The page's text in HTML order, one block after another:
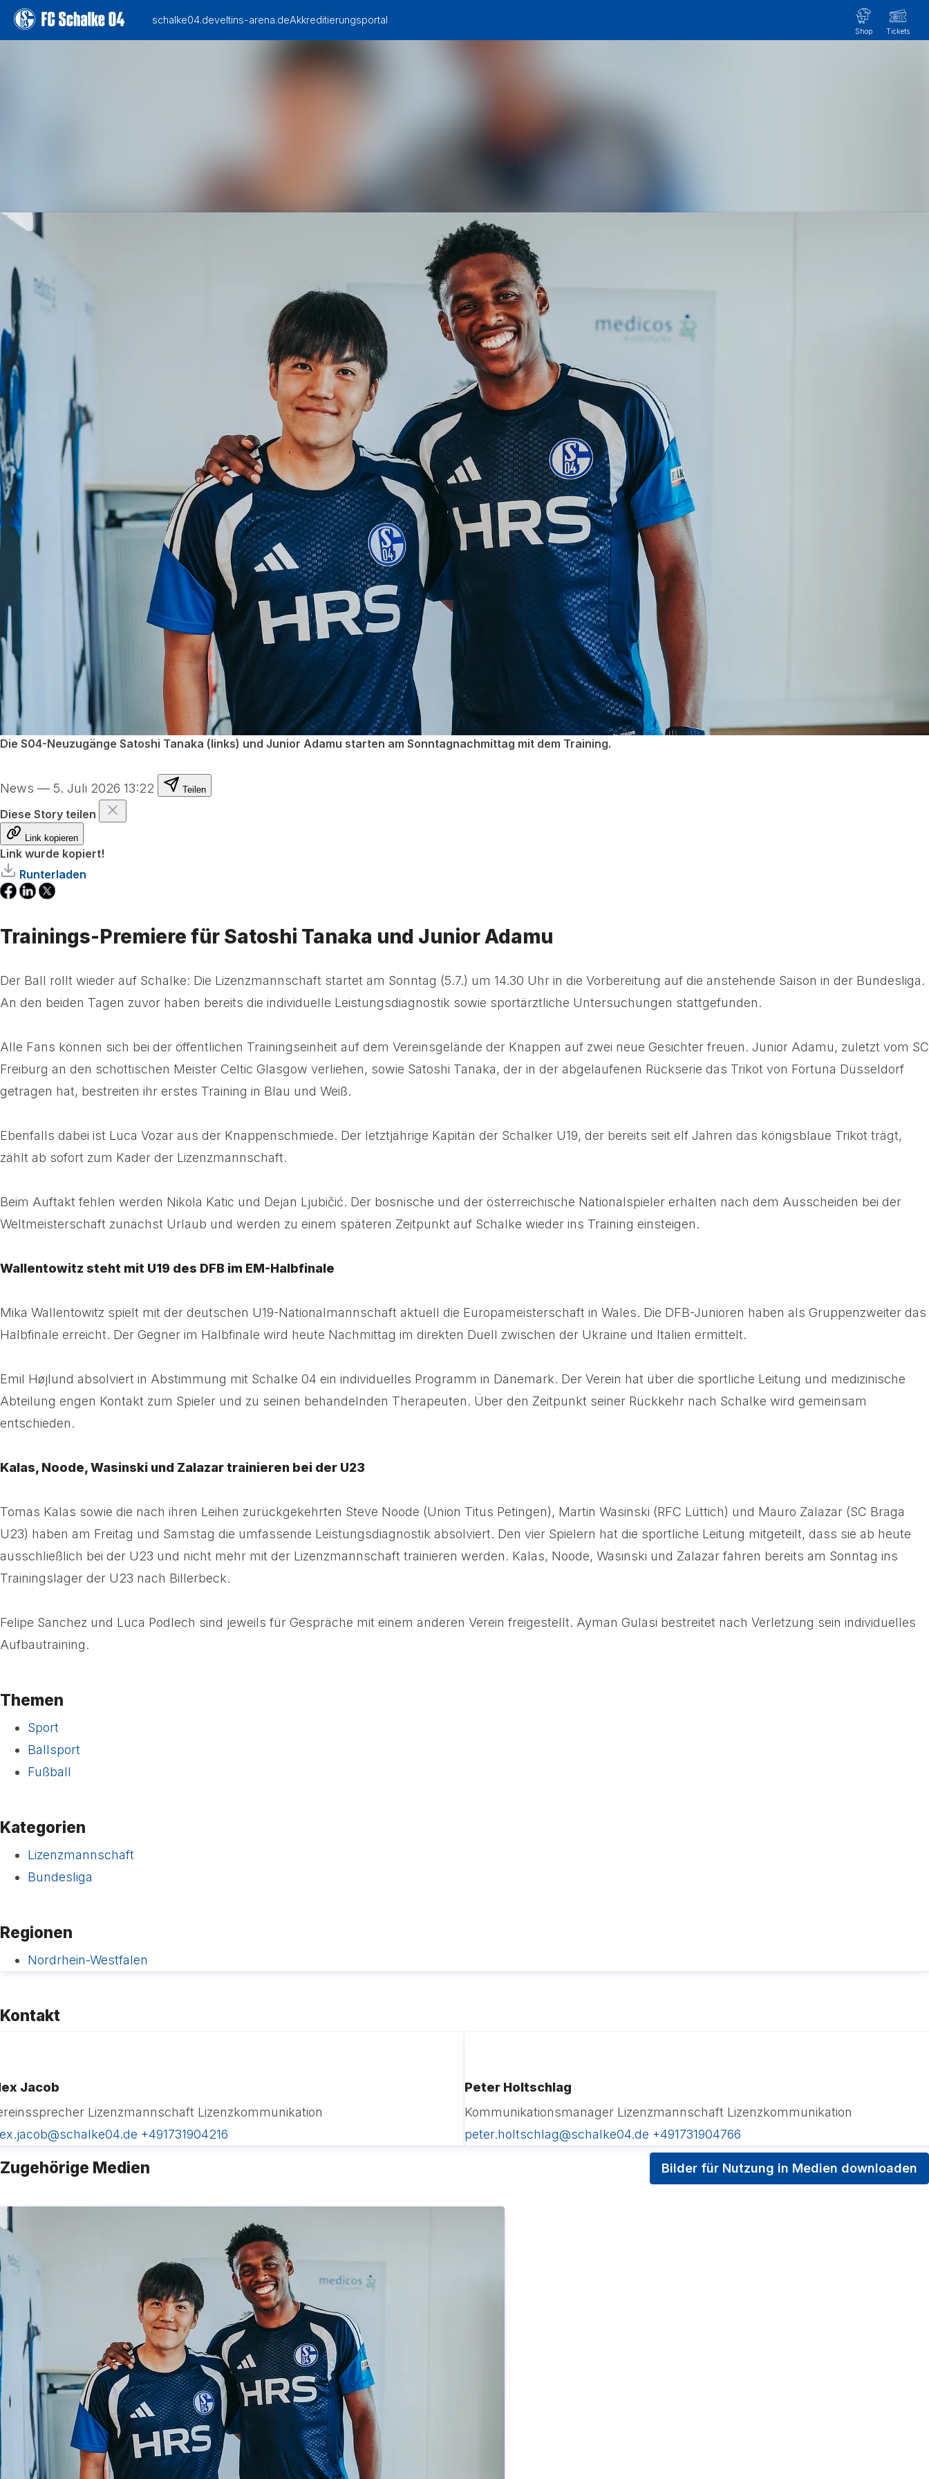
Die S04-Neuzugänge Satoshi Tanaka (links) und Junior Adamu starten am Sonntagnachmittag mit dem Training.
News — 5. Juli 2026 13:22 Teilen
Diese Story teilen
Link kopieren
Link wurde kopiert!
Runterladen
Trainings-Premiere für Satoshi Tanaka und Junior Adamu
Der Ball rollt wieder auf Schalke: Die Lizenzmannschaft startet am Sonntag (5.7.) um 14.30 Uhr in die Vorbereitung auf die anstehende Saison in der Bundesliga.
An den beiden Tagen zuvor haben bereits die individuelle Leistungsdiagnostik sowie sportärztliche Untersuchungen stattgefunden.
Alle Fans können sich bei der öffentlichen Trainingseinheit auf dem Vereinsgelände der Knappen auf zwei neue Gesichter freuen. Junior Adamu, zuletzt vom SC
Freiburg an den schottischen Meister Celtic Glasgow verliehen, sowie Satoshi Tanaka, der in der abgelaufenen Rückserie das Trikot von Fortuna Düsseldorf
getragen hat, bestreiten ihr erstes Training in Blau und Weiß.
Ebenfalls dabei ist Luca Vozar aus der Knappenschmiede. Der letztjährige Kapitän der Schalker U19, der bereits seit elf Jahren das königsblaue Trikot trägt,
zählt ab sofort zum Kader der Lizenzmannschaft.
Beim Auftakt fehlen werden Nikola Katic und Dejan Ljubičić. Der bosnische und der österreichische Nationalspieler erhalten nach dem Ausscheiden bei der
Weltmeisterschaft zunächst Urlaub und werden zu einem späteren Zeitpunkt auf Schalke wieder ins Training einsteigen.
Wallentowitz steht mit U19 des DFB im EM-Halbfinale
Mika Wallentowitz spielt mit der deutschen U19-Nationalmannschaft aktuell die Europameisterschaft in Wales. Die DFB-Junioren haben als Gruppenzweiter das
Halbfinale erreicht. Der Gegner im Halbfinale wird heute Nachmittag im direkten Duell zwischen der Ukraine und Italien ermittelt.
Emil Højlund absolviert in Abstimmung mit Schalke 04 ein individuelles Programm in Dänemark. Der Verein hat über die sportliche Leitung und medizinische
Abteilung engen Kontakt zum Spieler und zu seinen behandelnden Therapeuten. Über den Zeitpunkt seiner Rückkehr nach Schalke wird gemeinsam
entschieden.
Kalas, Noode, Wasinski und Zalazar trainieren bei der U23
Tomas Kalas sowie die nach ihren Leihen zurückgekehrten Steve Noode (Union Titus Petingen), Martin Wasinski (RFC Lüttich) und Mauro Zalazar (SC Braga
U23) haben am Freitag und Samstag die umfassende Leistungsdiagnostik absolviert. Den vier Spielern hat die sportliche Leitung mitgeteilt, dass sie ab heute
ausschließlich bei der U23 und nicht mehr mit der Lizenzmannschaft trainieren werden. Kalas, Noode, Wasinski und Zalazar fahren bereits am Sonntag ins
Trainingslager der U23 nach Billerbeck.
Felipe Sanchez und Luca Podlech sind jeweils für Gespräche mit einem anderen Verein freigestellt. Ayman Gulasi bestreitet nach Verletzung sein individuelles
Aufbautraining.
Themen
Sport
Ballsport
Fußball
Kategorien
Lizenzmannschaft
Bundesliga
Regionen
Nordrhein-Westfalen
Kontakt
Jacob
Lizenzmannschaft Lizenzkommunikation
+491731904216
Peter Holtschlag
Kommunikationsmanager Lizenzmannschaft Lizenzkommunikation
peter.holtschlag@schalke04.de +491731904766
Zugehörige Medien Bilder für Nutzung in Medien downloaden